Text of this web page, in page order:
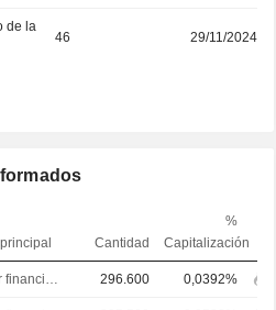
de la
46 29/11/2024
Cantidad
%
Capitalización
Director financiero 296.600 0,0392%